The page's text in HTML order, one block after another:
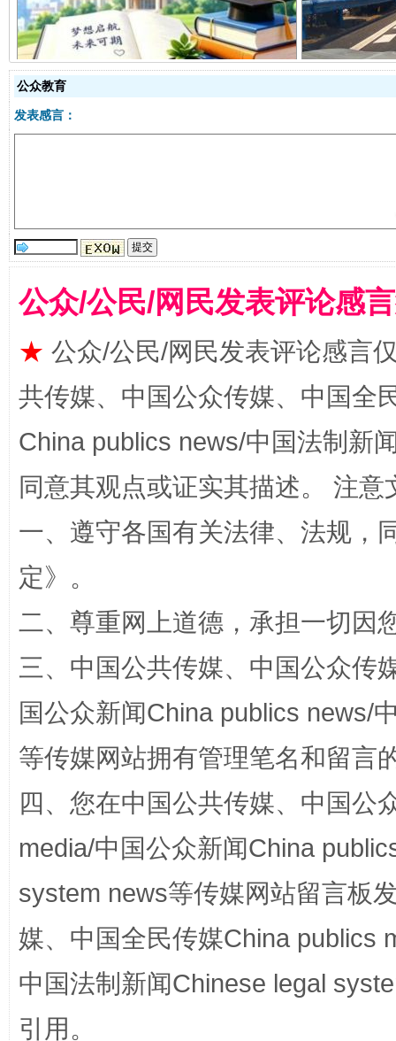
规模最大的光氢储一体化项目 走
镜头丨大暑三秋近 山西：
公众教育
发表感言：
公众/公民/网民发表评论感
★ 公众/公民/网民发表评论感言
共传媒、中国公众传媒、中国全
China publics news/中国法制新
同意其观点或证实其描述。 注
一、遵守各国有关法律、法规，
定》。
二、尊重网上道德，承担一切因
三、中国公共传媒、中国公众传
国公众新闻China publics news/
等传媒网站拥有管理笔名和留言
四、您在中国公共传媒、中国公
media/中国公众新闻China
system news等传媒网站留言板
媒、中国全民传媒China publics
中国法制新闻Chinese legal
引用。